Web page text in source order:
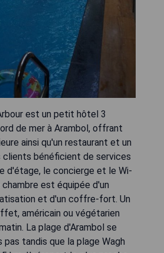
est un petit hôtel 3
de mer à Arambol, offrant
ainsi qu'un restaurant et un
clients bénéficient de services
d'étage, le concierge et le Wi-
chambre est équipée d'un
et d'un coffre-fort. Un
américain ou végétarien
La plage d'Arambol se
pas tandis que la plage Wagh